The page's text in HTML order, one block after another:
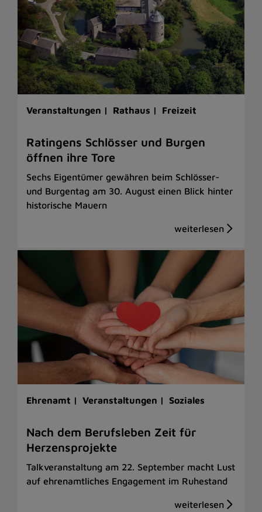
Veranstaltungen | Rathaus | Freizeit
Ratingens Schlösser und Burgen
öffnen ihre Tore
Sechs Eigentümer gewähren beim Schlösser-
und Burgentag am 30. August einen Blick hinter
historische Mauern
Ehrenamt | Veranstaltungen | Soziales
Nach dem Berufsleben Zeit für
Herzensprojekte
Talkveranstaltung am 22. September macht Lust
auf ehrenamtliches Engagement im Ruhestand